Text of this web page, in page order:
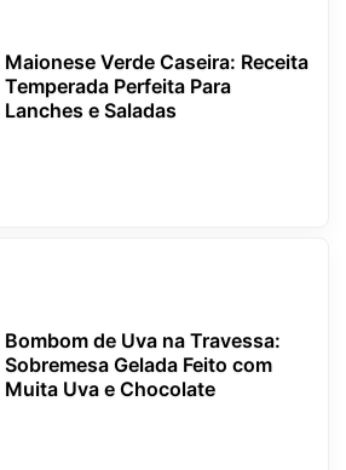
Maionese Verde Caseira: Receita
Temperada Perfeita Para
Lanches e Saladas
Bombom de Uva na Travessa:
Sobremesa Gelada Feito com
Muita Uva e Chocolate